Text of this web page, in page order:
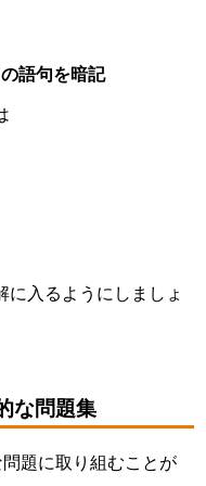
語句を暗記
入るようにしましょ
な問題集
題に取り組むことが